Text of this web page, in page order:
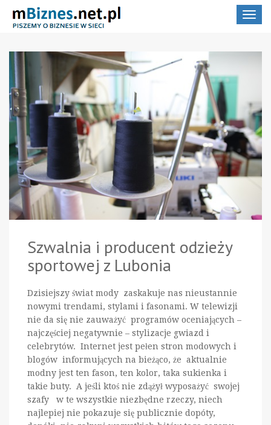
Toggle
Szwalnia i producent odzieży
sportowej z Lubonia
Dzisiejszy świat mody zaskakuje nas nieustannie
nowymi trendami, stylami i fasonami. W telewizji
nie da się nie zauważyć programów oceniających –
najczęściej negatywnie – stylizacje gwiazd i
celebrytów. Internet jest pełen stron modowych i
blogów informujących na bieżąco, że aktualnie
modny jest ten fason, ten kolor, taka sukienka i
takie buty. A jeśli ktoś nie zdążył wyposażyć swojej
szafy w te wszystkie niezbędne rzeczy, niech
najlepiej nie pokazuje się publicznie dopóty,